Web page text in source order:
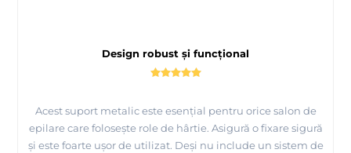
Design robust și funcțional
Acest suport metalic este esențial pentru orice salon de
epilare care folosește role de hârtie. Asigură o fixare sigură
și este foarte ușor de utilizat. Deși nu include un sistem de